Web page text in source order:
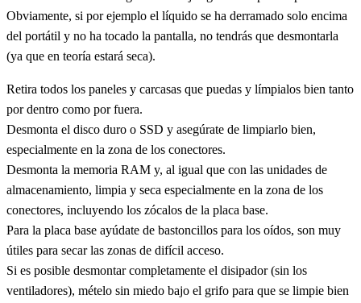
Obviamente, si por ejemplo el líquido se ha derramado solo encima
del portátil y no ha tocado la pantalla, no tendrás que desmontarla
(ya que en teoría estará seca).
Retira todos los paneles y carcasas que puedas y límpialos bien tanto
por dentro como por fuera.
Desmonta el disco duro o SSD y asegúrate de limpiarlo bien,
especialmente en la zona de los conectores.
Desmonta la memoria RAM y, al igual que con las unidades de
almacenamiento, limpia y seca especialmente en la zona de los
conectores, incluyendo los zócalos de la placa base.
Para la placa base ayúdate de bastoncillos para los oídos, son muy
útiles para secar las zonas de difícil acceso.
Si es posible desmontar completamente el disipador (sin los
ventiladores), mételo sin miedo bajo el grifo para que se limpie bien